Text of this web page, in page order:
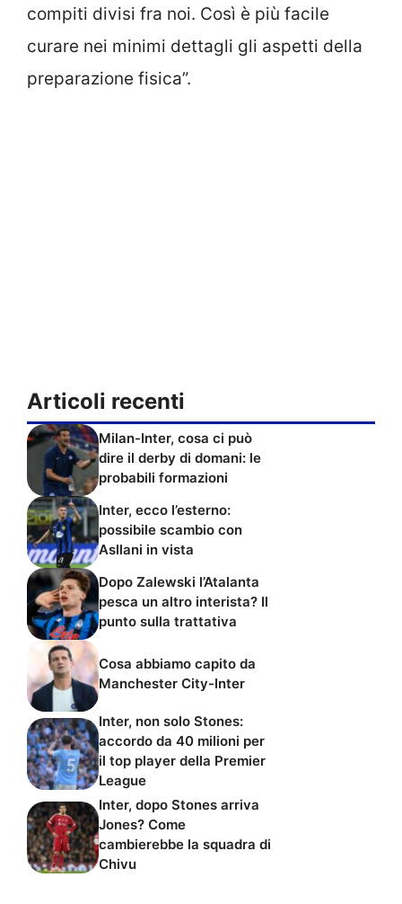
compiti divisi fra noi. Così è più facile
curare nei minimi dettagli gli aspetti della
preparazione fisica”.
Articoli recenti
Milan-Inter, cosa ci può
dire il derby di domani: le
probabili formazioni
Inter, ecco l’esterno:
possibile scambio con
Asllani in vista
Dopo Zalewski l’Atalanta
pesca un altro interista? Il
punto sulla trattativa
Cosa abbiamo capito da
Manchester City-Inter
Inter, non solo Stones:
accordo da 40 milioni per
il top player della Premier
League
Inter, dopo Stones arriva
Jones? Come
cambierebbe la squadra di
Chivu